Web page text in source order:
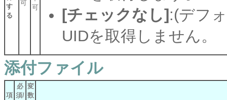
す
る
可
可
[チェックなし] :(デフ
UIDを取得しません。
添付ファイル
項
必
須/
変
数